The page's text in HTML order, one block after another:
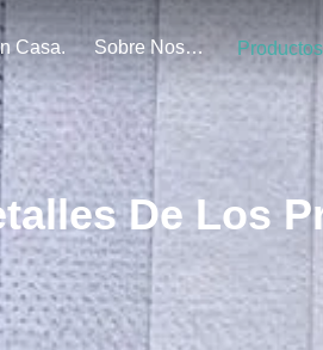
Casa. Sobre Nosotros Productos
De Los